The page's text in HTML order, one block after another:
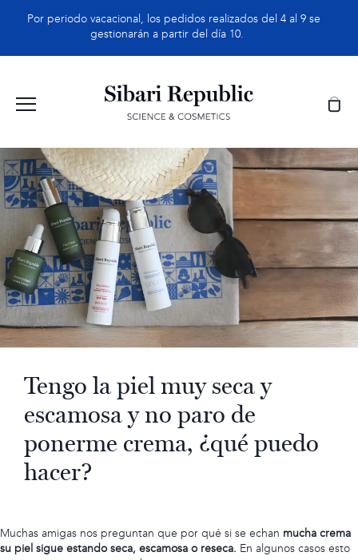
Por periodo vacacional, los pedidos realizados del 4 al 9 se
gestionarán a partir del día 10.
Tengo la piel muy seca y
escamosa y no paro de
ponerme crema, ¿qué puedo
hacer?
Muchas amigas nos preguntan que por qué si se echan mucha crema
su piel sigue estando seca, escamosa o reseca. En algunos casos esto